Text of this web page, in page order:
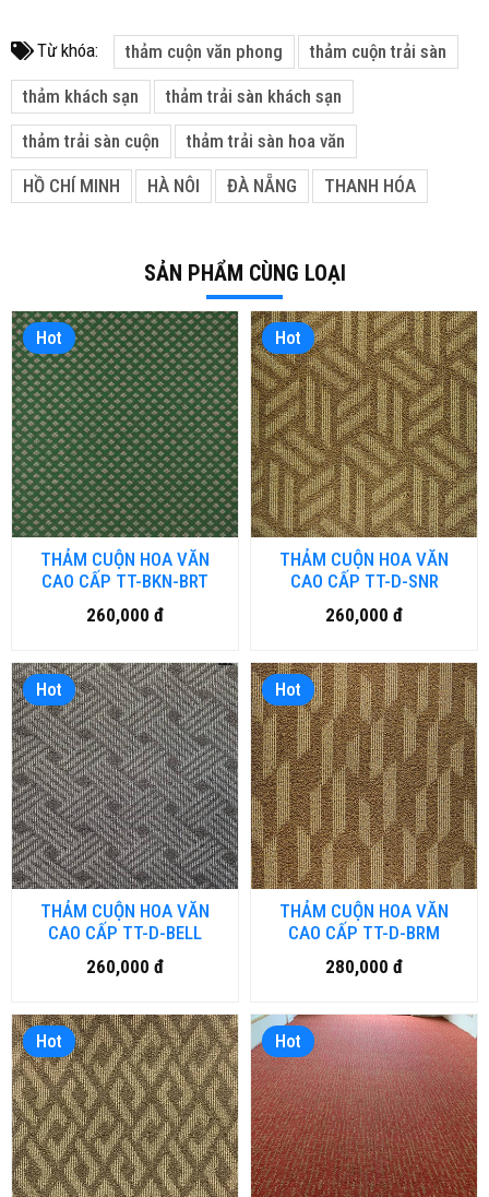
Từ khóa: thảm cuộn văn phong thảm cuộn trải sàn
thảm khách sạn thảm trải sàn khách sạn
thảm trải sàn cuộn thảm trải sàn hoa văn
HỒ CHÍ MINH HÀ NÔI ĐÀ NẴNG THANH HÓA
SẢN PHẨM CÙNG LOẠI
Hot
THẢM CUỘN HOA VĂN
CAO CẤP TT-BKN-BRT
260,000 đ
Hot
THẢM CUỘN HOA VĂN
CAO CẤP TT-D-SNR
260,000 đ
Hot
THẢM CUỘN HOA VĂN
CAO CẤP TT-D-BELL
260,000 đ
Hot
THẢM CUỘN HOA VĂN
CAO CẤP TT-D-BRM
280,000 đ
Hot Hot